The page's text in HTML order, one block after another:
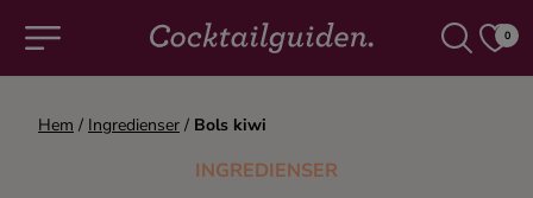
0
COCKTAILS & DRINKAR
Hem / Ingredienser / Bols kiwi
INGREDIENSER